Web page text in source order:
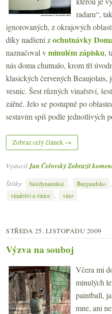
radaru“,
ignorovaných, z okrajových
díky nadšení zochutnávky
naznačoval vminulém zápisku,
nás doma chutnalo, krom tří
klasických červených Beaujolais,
vesnic. Šest různých vinařství,
zářné. Jelo se postupně po
sestavím spíš podle jednotlivých
Zobraz celý článek →
VystavilJan ČeřovskýZobrazit
Štítky:
bio(dynamika) , Burgundsko ,
vinařství a vinice , víno
STŘEDA 25. LISTOPADU 2009
Výzva na souboj
Včera mi
minulých
paintball,
mne, ani